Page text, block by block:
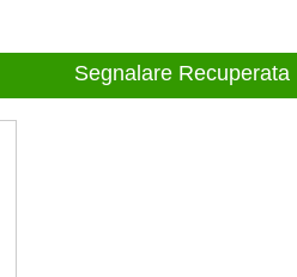
Segnalare Recuperata